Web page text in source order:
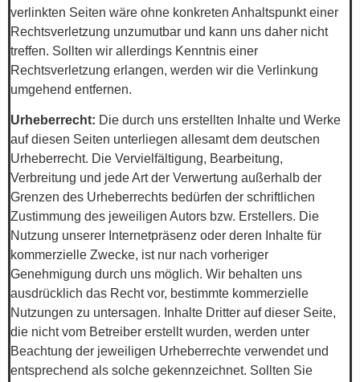
verlinkten Seiten wäre ohne konkreten Anhaltspunkt einer
Rechtsverletzung unzumutbar und kann uns daher nicht
treffen. Sollten wir allerdings Kenntnis einer
Rechtsverletzung erlangen, werden wir die Verlinkung
umgehend entfernen.
Urheberrecht: Die durch uns erstellten Inhalte und Werke
auf diesen Seiten unterliegen allesamt dem deutschen
Urheberrecht. Die Vervielfältigung, Bearbeitung,
Verbreitung und jede Art der Verwertung außerhalb der
Grenzen des Urheberrechts bedürfen der schriftlichen
Zustimmung des jeweiligen Autors bzw. Erstellers. Die
Nutzung unserer Internetpräsenz oder deren Inhalte für
kommerzielle Zwecke, ist nur nach vorheriger
Genehmigung durch uns möglich. Wir behalten uns
ausdrücklich das Recht vor, bestimmte kommerzielle
Nutzungen zu untersagen. Inhalte Dritter auf dieser Seite,
die nicht vom Betreiber erstellt wurden, werden unter
Beachtung der jeweiligen Urheberrechte verwendet und
entsprechend als solche gekennzeichnet. Sollten Sie